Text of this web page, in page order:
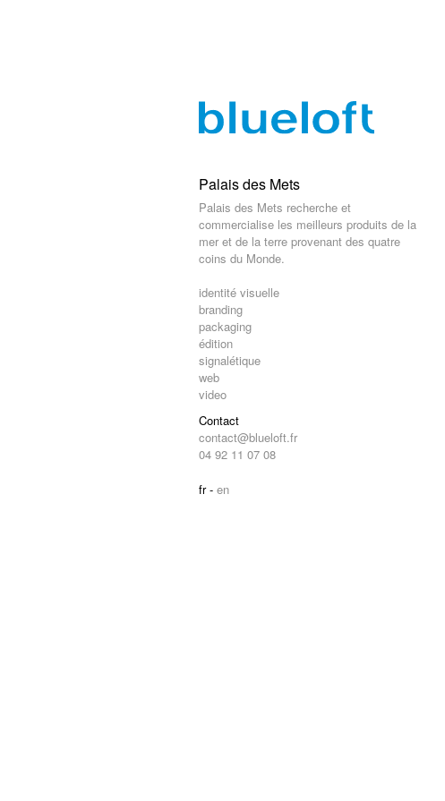
Palais des Mets
Palais des Mets recherche et
commercialise les meilleurs produits de la
mer et de la terre provenant des quatre
coins du Monde.
identité visuelle
branding
packaging
édition
signalétique
web
video
Contact
contact@blueloft.fr
04 92 11 07 08
fr - en